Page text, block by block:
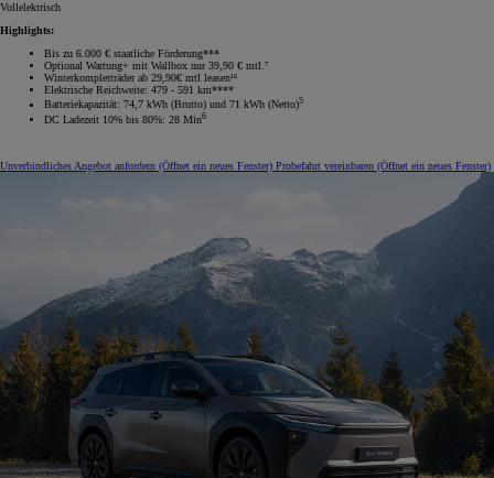
Vollelektrisch
Highlights:
Bis zu 6.000 € staatliche Förderung***
Optional Wartung+ mit Wallbox nur 39,90 € mtl.⁷
Winterkompletträder ab 29,90€ mtl leasen¹⁵
Elektrische Reichweite: 479 - 591 km****
Batteriekapazität: 74,7 kWh (Brutto) und 71 kWh (Netto)5
DC Ladezeit 10% bis 80%: 28 Min6
Unverbindliches Angebot anfordern (Öffnet ein neues Fenster) Probefahrt vereinbaren (Öffnet ein neues Fenster)